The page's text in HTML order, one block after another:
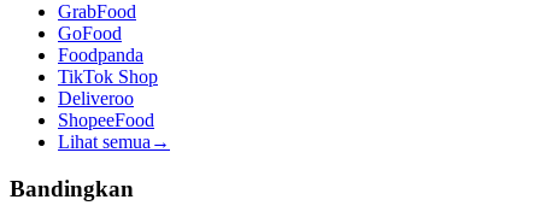
GrabFood
GoFood
Foodpanda
TikTok Shop
Deliveroo
ShopeeFood
Lihat semua →
Bandingkan